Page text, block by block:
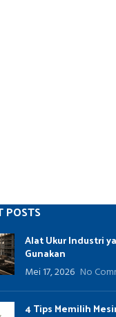
POSTS
Alat Ukur Industri
Gunakan
Mei 17, 2026 No
4 Tips Memilih